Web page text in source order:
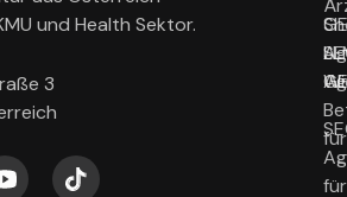
und Health Sektor.
3
für